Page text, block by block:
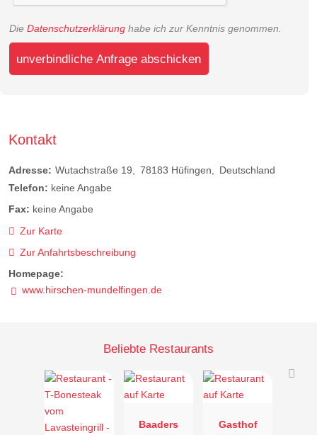
Die Datenschutzerklärung habe ich zur Kenntnis genommen.
unverbindliche Anfrage abschicken
Kontakt
Adresse: Wutachstraße 19 78183 Hüfingen
Deutschland
Telefon: keine Angabe
Fax: keine Angabe
Zur Karte
Zur Anfahrtsbeschreibung
Homepage:
www.hirschen-mundelfingen.de
Beliebte Restaurants
Baaders
Gasthof